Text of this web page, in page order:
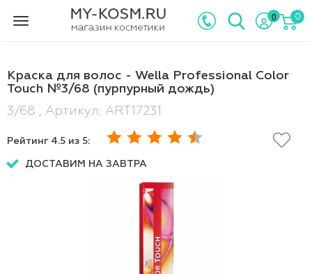
Toggle
0 0
Краска для волос - Wella Professional Color
Touch №3/68 (пурпурный дождь)
3/68 , Артикул: ART17231
Рейтинг 4.5 из 5:
ДОСТАВИМ НА ЗАВТРА